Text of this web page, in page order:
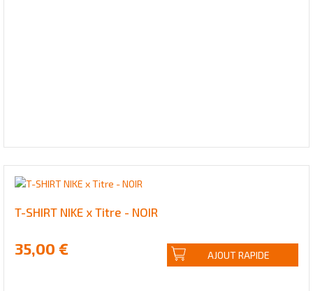
T-SHIRT NIKE x Titre - NOIR
35,00 € AJOUT RAPIDE